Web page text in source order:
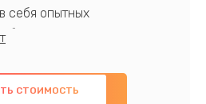
себя опытных
знаниями и
и качественный ремонт с
компонентов, а
СТОИМОСТЬ